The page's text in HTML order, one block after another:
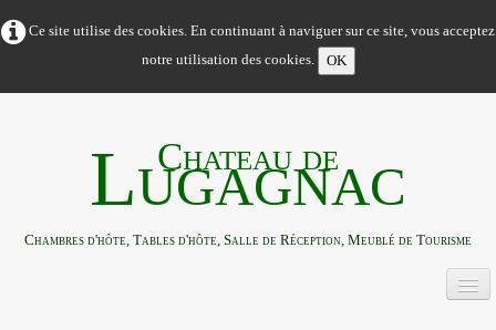
Ce site utilise des cookies. En continuant à naviguer sur ce site, vous acceptez
notre utilisation des cookies.
OK
Chateau de
Lugagnac
Chambres d'hôte, Tables d'hôte, Salle de Réception, Meublé de Tourisme